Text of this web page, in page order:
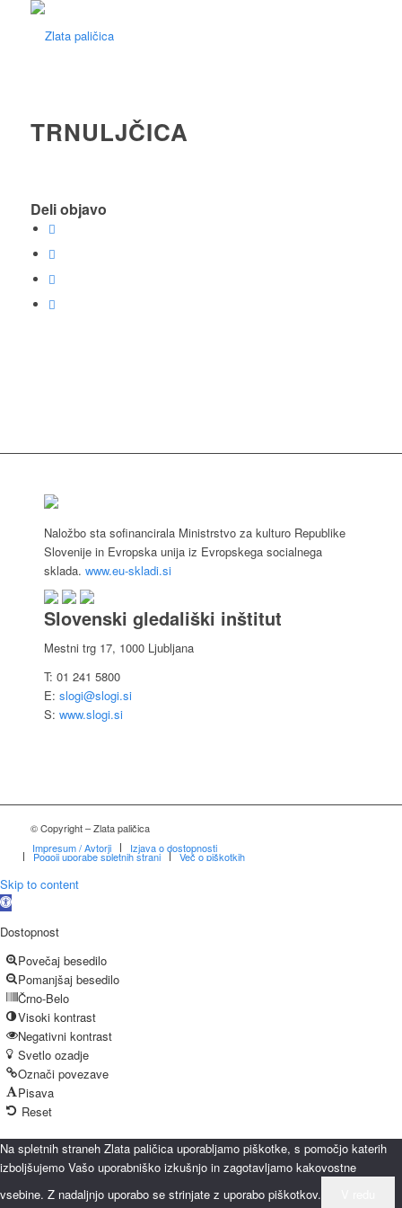
TRNULJČICA
Deli objavo
Naložbo sta sofinancirala Ministrstvo za kulturo Republike
Slovenije in Evropska unija iz Evropskega socialnega
sklada. www.eu-skladi.si
Slovenski gledališki inštitut
Mestni trg 17, 1000 Ljubljana
T: 01 241 5800
E: slogi@slogi.si
S: www.slogi.si
© Copyright – Zlata paličica
Impresum / Avtorji
Izjava o dostopnosti
Pogoji uporabe spletnih strani Več o piškotkih
Skip to content
Open
Dostopnost
Povečaj besedilo
Pomanjšaj besedilo
Črno-Belo
Visoki kontrast
Negativni kontrast
Svetlo ozadje
Označi povezave
Pisava
Reset
Na spletnih straneh Zlata paličica uporabljamo piškotke, s pomočjo katerih
izboljšujemo Vašo uporabniško izkušnjo in zagotavljamo kakovostne
vsebine. Z nadaljnjo uporabo se strinjate z uporabo piškotkov.